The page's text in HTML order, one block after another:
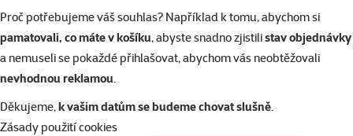
Proč potřebujeme váš souhlas? Například k tomu, abychom si
pamatovali, co máte v košíku, abyste snadno zjistilistav objednávky
a nemuseli se pokaždé přihlašovat, abychom vás neobtěžovali
nevhodnou reklamou.
Děkujeme,k vašim datům se budeme chovat slušně.
Zásady použití cookies
m.j. = mezinárodní jednotky. Metabolizovatelná
energie: 1 120 kcal/kg.